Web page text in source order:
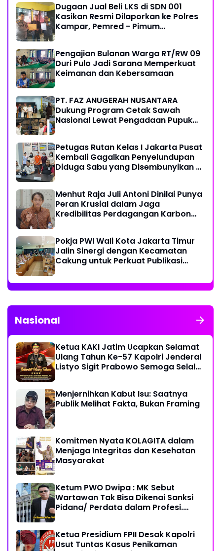
Dugaan Jual Beli LKS di SDN 001
Kasikan Resmi Dilaporkan ke Polres
Kampar, Pemred - Pimum
Pengajian Bulanan Warga RT/RW 09
Duri Pulo Jadi Sarana Memperkuat
Keimanan dan Kebersamaan
PT. FAZ ANUGERAH NUSANTARA
Dukung Program Cetak Sawah
Nasional Lewat Pengadaan Pupuk
Petugas Rutan Kelas I Jakarta Pusat
Kembali Gagalkan Penyelundupan
Diduga Sabu yang Disembunyikan di
Menhut Raja Juli Antoni Dinilai Punya
Peran Krusial dalam Jaga
Kredibilitas Perdagangan Karbon
Pokja PWI Wali Kota Jakarta Timur
Jalin Sinergi dengan Kecamatan
Cakung untuk Perkuat Publikasi
Nasional
Ketua KAKI Jatim Ucapkan Selamat
Ulang Tahun Ke-57 Kapolri Jenderal
Listyo Sigit Prabowo Semoga Selalu
Menjernihkan Kabut Isu: Saatnya
Publik Melihat Fakta, Bukan Framing
Komitmen Nyata KOLAGITA dalam
Menjaga Integritas dan Kesehatan
Masyarakat
Ketum PWO Dwipa : MK Sebut
Wartawan Tak Bisa Dikenai Sanksi
Pidana/ Perdata dalam Profesi.
Ketua Presidium FPII Desak Kapolri
Usut Tuntas Kasus Penikaman